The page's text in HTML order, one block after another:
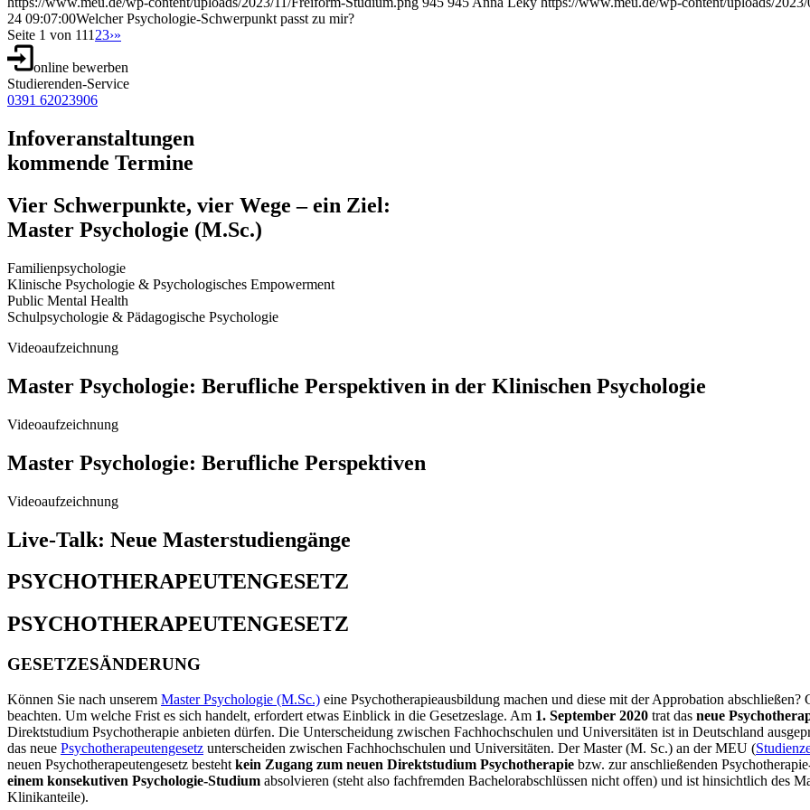
24 09:07:00Welcher Psychologie-Schwerpunkt passt zu mir?
Seite 1 von 111 23›»
online bewerben
Studierenden-Service
0391 62023906
Infoveranstaltungen
kommende Termine
Vier Schwerpunkte, vier Wege – ein Ziel:
Master Psychologie (M.Sc.)
Familienpsychologie
Klinische Psychologie & Psychologisches Empowerment
Public Mental Health
Schulpsychologie & Pädagogische Psychologie
Videoaufzeichnung
Master Psychologie: Berufliche Perspektiven in der Klinischen Psychologie
Videoaufzeichnung
Master Psychologie: Berufliche Perspektiven
Videoaufzeichnung
Live-Talk: Neue Masterstudiengänge
PSYCHOTHERAPEUTENGESETZ
PSYCHO­THERAPEUTEN­GESETZ
GESETZESÄNDERUNG
Können Sie nach unserem Master Psychologie (M.Sc.) eine Psychotherapieausbildung machen und diese mit der Approbation
beachten. Um welche Frist es sich handelt, erfordert etwas Einblick in die Gesetzeslage. Am 1. September 2020 trat das neue
Direktstudium Psychotherapie anbieten dürfen. Die Unterscheidung zwischen Fachhochschulen und Universitäten ist in Deutschland
das neue Psychotherapeutengesetz unterscheiden zwischen Fachhochschulen und Universitäten. Der Master (M. Sc.) an der MEU (
neuen Psychotherapeutengesetz besteht kein Zugang zum neuen Direktstudium Psychotherapie bzw. zur anschließenden
einem konsekutiven Psychologie-Studium absolvieren (steht also fachfremden Bachelorabschlüssen nicht offen) und ist hinsichtlich des
Klinikanteile).